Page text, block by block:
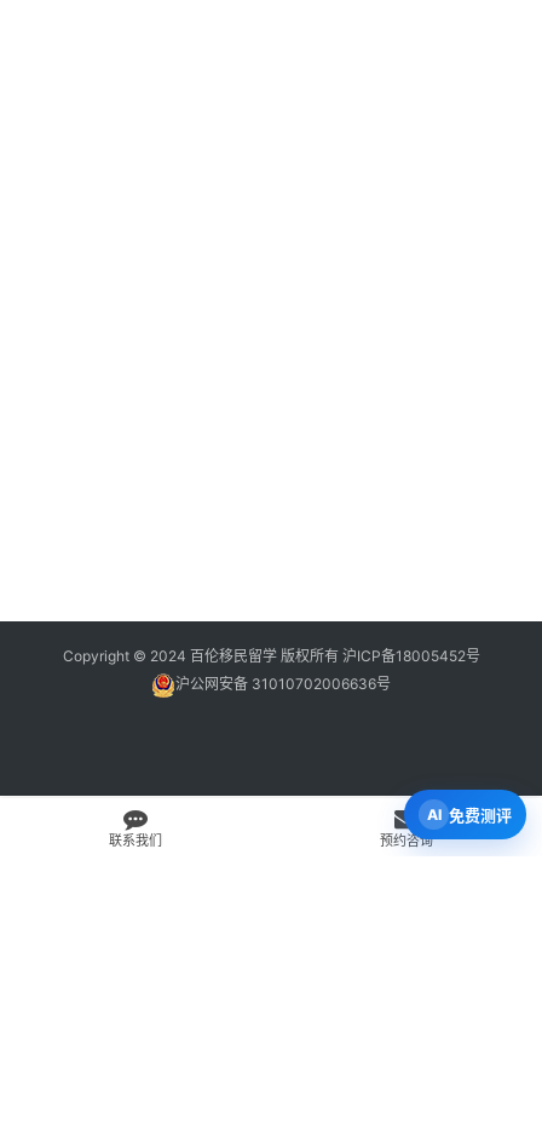
Copyright © 2024 百伦移民留学 版权所有 沪ICP备18005452号
沪公网安备 31010702006636号
联系我们 预约咨询
免费测评